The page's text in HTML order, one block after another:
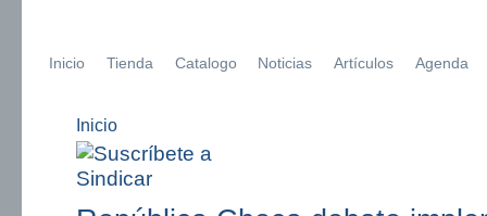
Inicio Tienda Catalogo Noticias Artículos Agenda
Se encuentra usted aquí
Inicio